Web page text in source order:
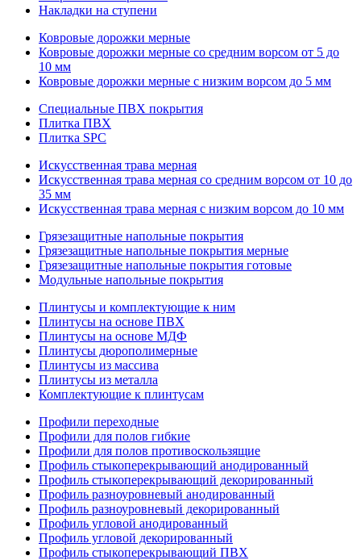
Накладки на ступени
Ковровые дорожки мерные
Ковровые дорожки мерные со средним ворсом от 5 до
10 мм
Ковровые дорожки мерные с низким ворсом до 5 мм
Специальные ПВХ покрытия
Плитка ПВХ
Плитка SPC
Искуccтвенная трава мерная
Искусственная трава мерная со средним ворсом от 10 до
35 мм
Искусственная трава мерная с низким ворсом до 10 мм
Грязезащитные напольные покрытия
Грязезащитные напольные покрытия мерные
Грязезащитные напольные покрытия готовые
Модульные напольные покрытия
Плинтусы и комплектующие к ним
Плинтусы на основе ПВХ
Плинтусы на основе МДФ
Плинтусы дюрополимерные
Плинтусы из массива
Плинтусы из металла
Комплектующие к плинтусам
Профили переходные
Профили для полов гибкие
Профили для полов противоскользящие
Профиль стыкоперекрывающий анодированный
Профиль стыкоперекрывающий декорированный
Профиль разноуровневый анодированный
Профиль разноуровневый декорированный
Профиль угловой анодированный
Профиль угловой декорированный
Профиль стыкоперекрывающий ПВХ